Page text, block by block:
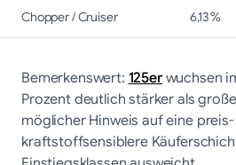
Chopper / Cruiser
6,13 %
Bemerkenswert:125erwuchsen
Prozent deutlich stärker als
möglicher Hinweis auf eine
kraftstoffsensiblere